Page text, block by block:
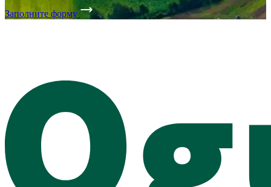
Заполните форму